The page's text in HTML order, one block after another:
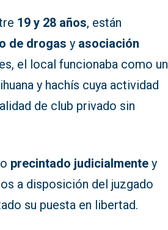
19 y 28 años, están
de drogas y asociación
el local funcionaba como un
y hachís cuya actividad
de club privado sin
precintado judicialmente y
a disposición del juzgado
su puesta en libertad.